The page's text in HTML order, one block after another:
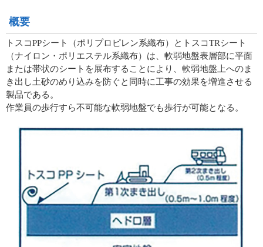
概要
トスコPPシート（ポリプロピレン系織布）とトスコTRシート
（ナイロン・ポリエステル系織布）は、軟弱地盤表層部に平面
または帯状のシートを展布することにより、軟弱地盤上へのま
き出し土砂のめり込みを防ぐと同時に工事の効果を増進させる
製品である。
作業員の歩行すら不可能な軟弱地盤でも歩行が可能となる。